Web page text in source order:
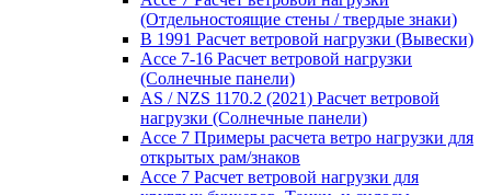
(Отдельностоящие стены / твердые знаки)
В 1991 Расчет ветровой нагрузки (Вывески)
Ассе 7-16 Расчет ветровой нагрузки
(Солнечные панели)
AS / NZS 1170.2 (2021) Расчет ветровой
нагрузки (Солнечные панели)
Ассе 7 Примеры расчета ветро нагрузки для
открытых рам/знаков
Ассе 7 Расчет ветровой нагрузки для